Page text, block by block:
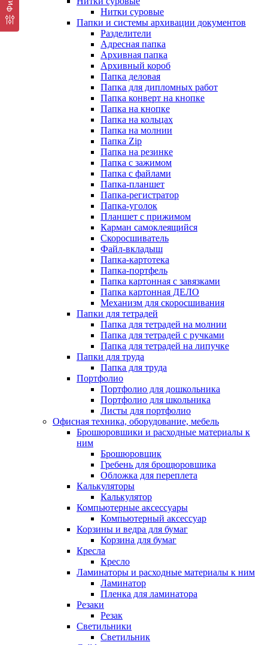
Нитки суровые
Папки и системы архивации документов
Разделители
Адресная папка
Архивная папка
Архивный короб
Папка деловая
Папка для дипломных работ
Папка конверт на кнопке
Папка на кнопке
Папка на кольцах
Папка на молнии
Папка Zip
Папка на резинке
Папка с зажимом
Папка с файлами
Папка-планшет
Папка-регистратор
Папка-уголок
Планшет с прижимом
Карман самоклеящийся
Скоросшиватель
Файл-вкладыш
Папка-картотека
Папка-портфель
Папка картонная с завязками
Папка картонная ДЕЛО
Механизм для скоросшивания
Папки для тетрадей
Папка для тетрадей на молнии
Папка для тетрадей с ручками
Папка для тетрадей на липучке
Папки для труда
Папка для труда
Портфолио
Портфолио для дошкольника
Портфолио для школьника
Листы для портфолио
Офисная техника, оборудование, мебель
Брошюровшики и расходные материалы к
ним
Брошюровщик
Гребень для брощюровшика
Обложка для переплета
Калькуляторы
Калькулятор
Компьютерные аксессуары
Компьютерный аксессуар
Корзины и ведра для бумаг
Корзина для бумаг
Кресла
Кресло
Ламинаторы и расходные материалы к ним
Ламинатор
Пленка для ламинатора
Резаки
Резак
Светильники
Светильник